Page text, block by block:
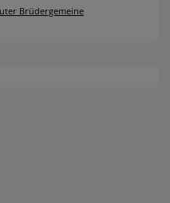
Brüdergemeine